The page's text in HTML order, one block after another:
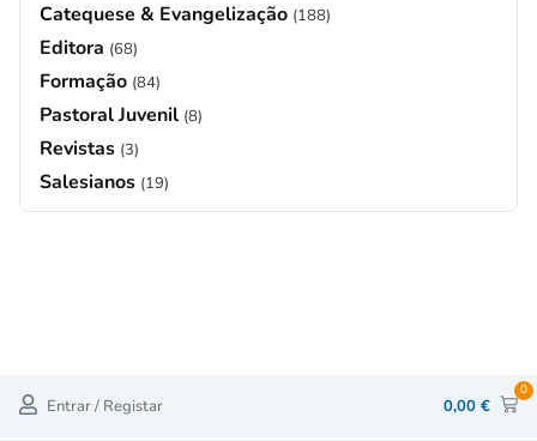
Catequese & Evangelização (188)
Editora (68)
Formação (84)
Pastoral Juvenil (8)
Revistas (3)
Salesianos (19)
Entrar / Registar 0,00 €
0